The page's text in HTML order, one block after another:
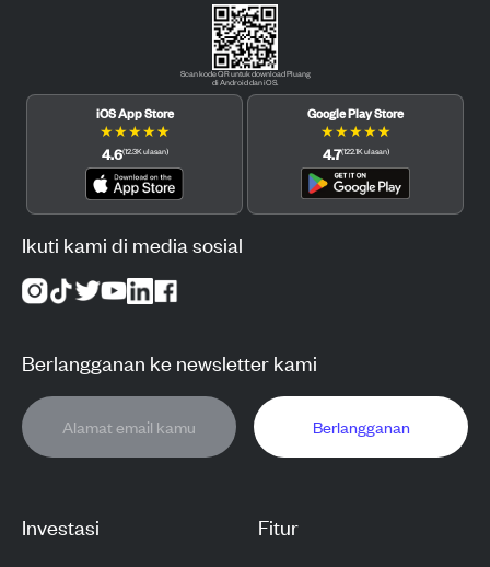
Investasi Fitur
Scan kode QR untuk download Pluang
di Android dan iOS.
iOS App Store
★★★★★
4.6(12.3Kulasan)
Google Play Store
★★★★★
4.7(122.1Kulasan)
Ikuti kami di media sosial
Berlangganan ke newsletter kami
Berlangganan